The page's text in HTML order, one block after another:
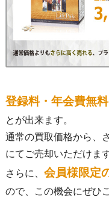
登録料・年会費無料
とが出来ます。
通常の買取価格から、
にてご売却いただけま
さらに、 会員様限定
ので、この機会にぜひ